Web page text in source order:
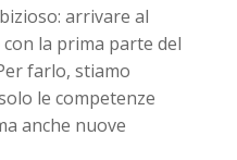
arrivare al
con la prima parte del
farlo, stiamo
le competenze
anche nuove